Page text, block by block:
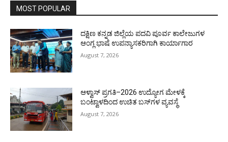
MOST POPULAR
ದಕ್ಷಿಣ ಕನ್ನಡ ಜಿಲ್ಲೆಯ ಪದವಿ ಪೂರ್ವ ಕಾಲೇಜುಗಳ
ಆಂಗ್ಲ ಭಾಷೆ ಉಪನ್ಯಾಸಕರಿಗಾಗಿ ಕಾರ್ಯಾಗಾರ
August 7, 2026
ಆಳ್ವಾಸ್ ಪ್ರಗತಿ–2026 ಉದ್ಯೋಗ ಮೇಳಕ್ಕೆ
ಬಂಟ್ವಾಳದಿಂದ ಉಚಿತ ಬಸ್‌ಗಳ ವ್ಯವಸ್ಥೆ
August 7, 2026